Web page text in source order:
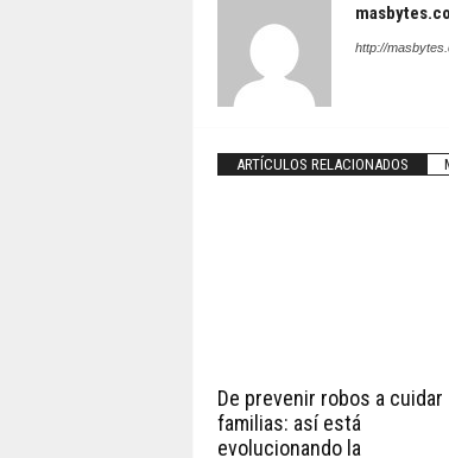
masbytes.co
http://
ARTÍCULOS RELACIONADOS
De prevenir robos a cuidar
familias: así está
evolucionando la